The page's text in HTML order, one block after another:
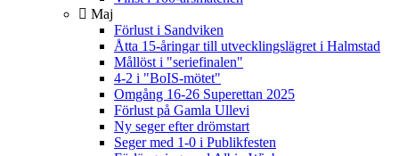
Maj
Förlust i Sandviken
Åtta 15-åringar till utvecklingslägret i Halmstad
Mållöst i "seriefinalen"
4-2 i "BoIS-mötet"
Omgång 16-26 Superettan 2025
Förlust på Gamla Ullevi
Ny seger efter drömstart
Seger med 1-0 i Publikfesten